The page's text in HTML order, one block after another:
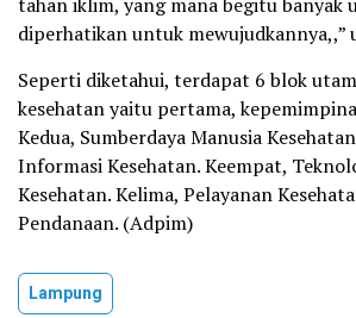
diperhatikan untuk mewujudkannya,,”
Seperti diketahui, terdapat 6 blok
kesehatan yaitu pertama,
Kedua, Sumberdaya Manusia
Informasi Kesehatan. Keempat,
Kesehatan. Kelima, Pelayanan
Pendanaan. (Adpim)
Lampung